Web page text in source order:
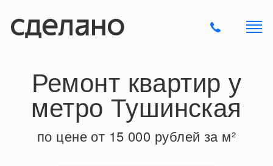
Ремонт квартир у
метро Тушинская
по цене от 15 000 рублей за м²